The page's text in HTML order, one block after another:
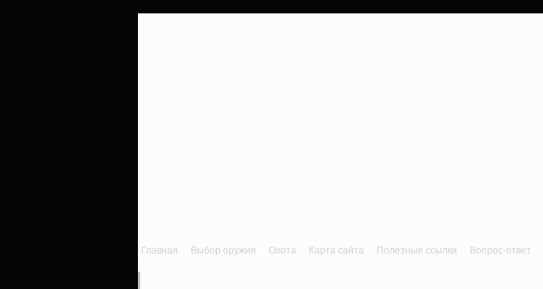
Главная Выбор оружия Охота Карта сайта Полезные ссылки Вопрос-ответ